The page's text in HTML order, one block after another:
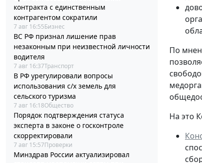
контракта с единственным
контрагентом сократили
7 авг 16:55Бизнес
ВС РФ признал лишение прав
незаконным при неизвестной личности
водителя
7 авг 16:37Транспорт
В РФ урегулировали вопросы
использования с/х земель для
сельского туризма
7 авг 16:18Общество
Порядок подтверждения статуса
эксперта в законе о госконтроле
скорректировали
7 авг 15:57Проверки
Минздрав России актуализировал
По
На это